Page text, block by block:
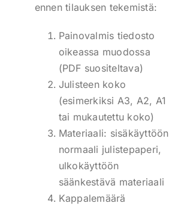
ennen tilauksen tekemistä:
Painovalmis tiedosto
oikeassa muodossa
(PDF suositeltava)
Julisteen koko
(esimerkiksi A3, A2, A1
tai mukautettu koko)
Materiaali: sisäkäyttöön
normaali julistepaperi,
ulkokäyttöön
säänkestävä materiaali
Kappalemäärä